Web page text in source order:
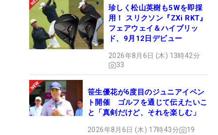
珍しく松山英樹も5Wを即採
用！ スリクソン『ZXi RKT』
フェアウェイ＆ハイブリッ
ド、9月12日デビュー
2026年8月6日 (木) 13時42分
33
笹生優花が6度目のジュニアイベン
ト開催 ゴルフを通じて伝えたいこ
と「真剣だけど、それを楽しむ」
2026年8月6日 (木) 17時43分 19